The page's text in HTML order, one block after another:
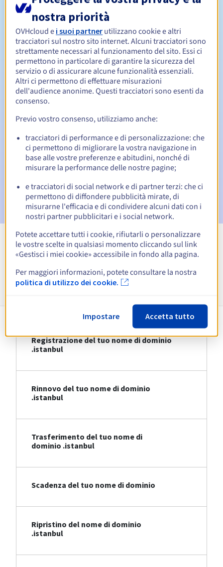
Periodo di rinnovo Da 1 a 9 anni
Redemption period 30 giorni
Email di notifica:
60, 30, 15, 7 e 3 giorni prima della
scadenza
Email il giorno della scadenzaper notificare la
sospensione del nome di dominio
Email dopo il Redemption Grace Periodper notificare la
cancellazione del nome di dominio
Visualizza tutte le estensioni
Informazioni su .istanbul
Registrazione del tuo nome di dominio
.istanbul
Rinnovo del tuo nome di dominio
.istanbul
Trasferimento del tuo nome di
dominio .istanbul
Scadenza del tuo nome di dominio
Ripristino del nome di dominio
.istanbul
nostra priorità
OVHcloud e i suoi partner utilizzano cookie e altri
tracciatori sul nostro sito internet. Alcuni tracciatori sono
strettamente necessari al funzionamento del sito. Essi ci
permettono in particolare di garantire la sicurezza del
servizio o di assicurare alcune funzionalità essenziali.
Altri ci permettono di effettuare misurazioni
dell'audience anonime. Questi tracciatori sono esenti da
consenso.
Previo vostro consenso, utilizziamo anche:
tracciatori di performance e di personalizzazione: che
ci permettono di migliorare la vostra navigazione in
base alle vostre preferenze e abitudini, nonché di
misurare la performance delle nostre pagine;
e tracciatori di social network e di partner terzi: che ci
permettono di diffondere pubblicità mirate, di
misurarne l'efficacia e di condividere alcuni dati con i
nostri partner pubblicitari e i social network.
Potete accettare tutti i cookie, rifiutarli o personalizzare
le vostre scelte in qualsiasi momento cliccando sul link
«Gestisci i miei cookie» accessibile in fondo alla pagina.
Per maggiori informazioni, potete consultare la nostra
politica di utilizzo dei cookie.
Impostare Accetta tutto